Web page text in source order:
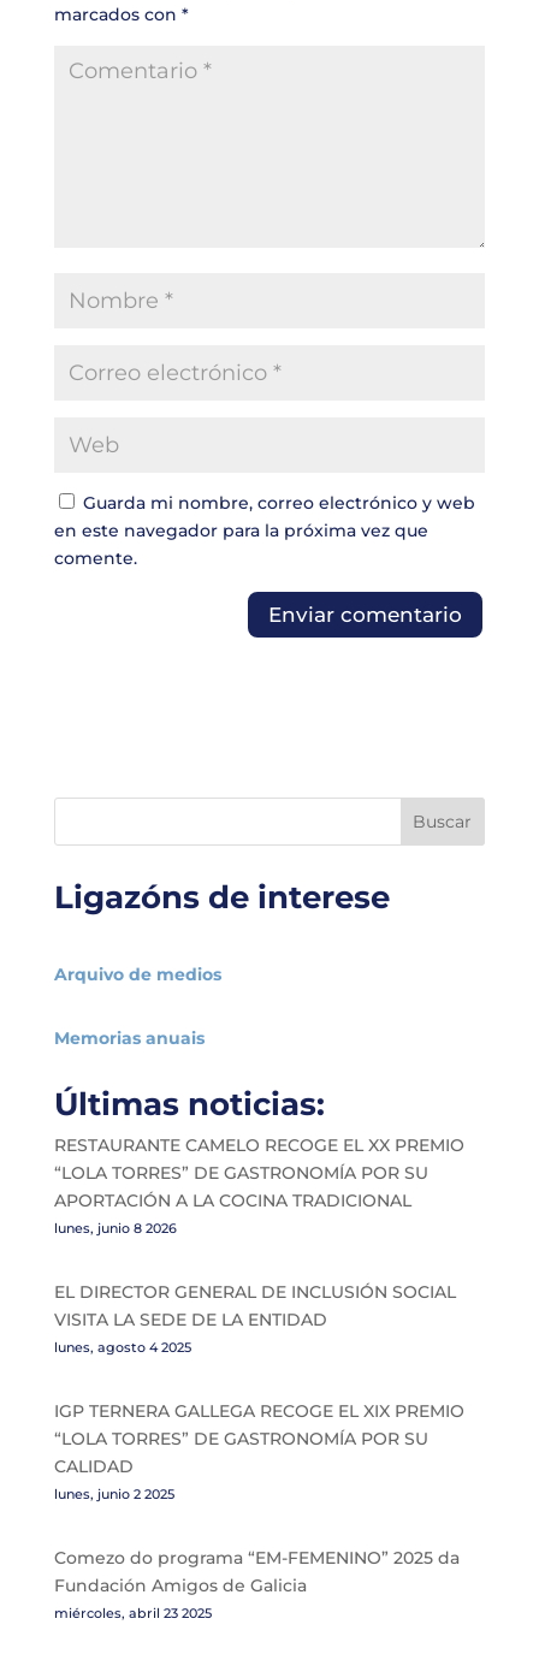
marcados con *
Guarda mi nombre, correo electrónico y web
en este navegador para la próxima vez que
comente.
Buscar
Ligazóns de interese
Arquivo de medios
Memorias anuais
Últimas noticias:
RESTAURANTE CAMELO RECOGE EL XX PREMIO
“LOLA TORRES” DE GASTRONOMÍA POR SU
APORTACIÓN A LA COCINA TRADICIONAL
lunes, junio 8 2026
EL DIRECTOR GENERAL DE INCLUSIÓN SOCIAL
VISITA LA SEDE DE LA ENTIDAD
lunes, agosto 4 2025
IGP TERNERA GALLEGA RECOGE EL XIX PREMIO
“LOLA TORRES” DE GASTRONOMÍA POR SU
CALIDAD
lunes, junio 2 2025
Comezo do programa “EM-FEMENINO” 2025 da
Fundación Amigos de Galicia
miércoles, abril 23 2025